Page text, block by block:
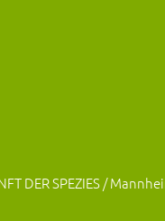
DER SPEZIES /